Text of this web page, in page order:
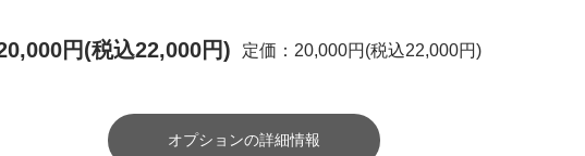
円(税込22,000円) 定価：20,000円(税込22,000円)
オプションの詳細情報